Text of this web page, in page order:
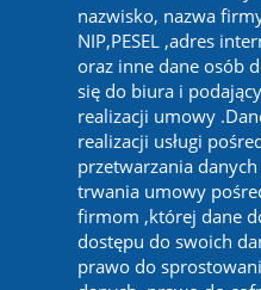
nazwisko, nazwa
NIP,PESEL ,adres
oraz inne dane osób
się do biura i
realizacji umowy
realizacji usługi
przetwarzania
trwania umowy
firmom ,której dane
dostępu do swoich
prawo do